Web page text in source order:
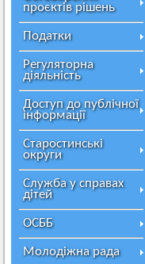
проєктів рішень
Податки
Регуляторна
діяльність
Доступ до публічної
інформації
Старостинські
округи
Служба у справах
дітей
ОСББ
Молодіжна рада